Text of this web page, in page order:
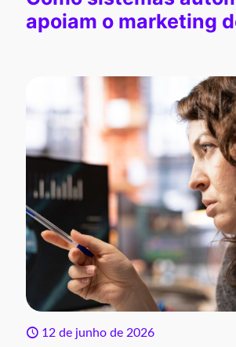
apoiam o marketing
12 de junho de 2026